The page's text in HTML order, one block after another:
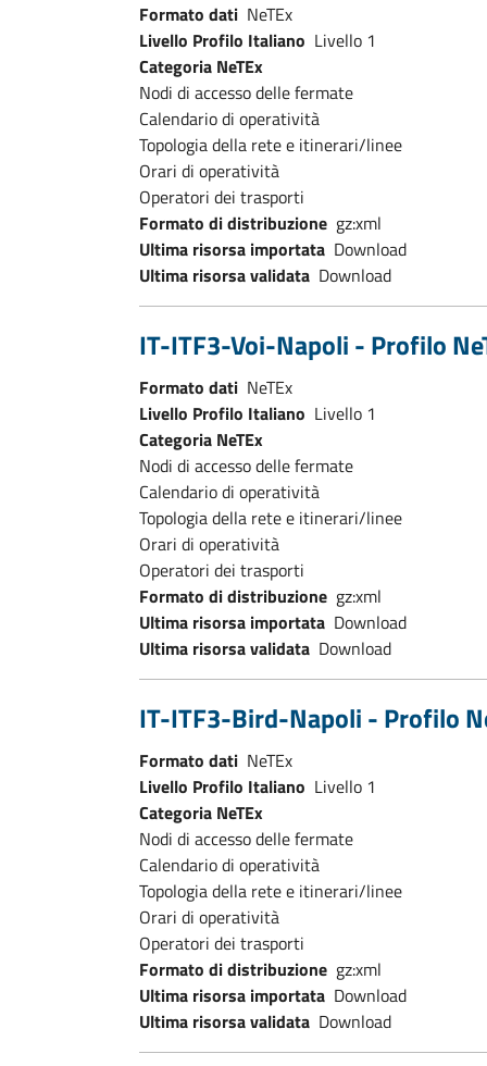
Formato dati NeTEx
Livello Profilo Italiano Livello 1
Categoria NeTEx
Nodi di accesso delle fermate
Calendario di operatività
Topologia della rete e itinerari/linee
Orari di operatività
Operatori dei trasporti
Formato di distribuzione gz:xml
Ultima risorsa importata Download
Ultima risorsa validata Download
IT-ITF3-Voi-Napoli - Profilo
Formato dati NeTEx
Livello Profilo Italiano Livello 1
Categoria NeTEx
Nodi di accesso delle fermate
Calendario di operatività
Topologia della rete e itinerari/linee
Orari di operatività
Operatori dei trasporti
Formato di distribuzione gz:xml
Ultima risorsa importata Download
Ultima risorsa validata Download
IT-ITF3-Bird-Napoli - Profilo
Formato dati NeTEx
Livello Profilo Italiano Livello 1
Categoria NeTEx
Nodi di accesso delle fermate
Calendario di operatività
Topologia della rete e itinerari/linee
Orari di operatività
Operatori dei trasporti
Formato di distribuzione gz:xml
Ultima risorsa importata Download
Ultima risorsa validata Download